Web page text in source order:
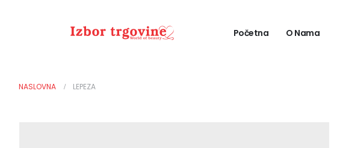
Početna O Nama
NASLOVNA LEPEZA